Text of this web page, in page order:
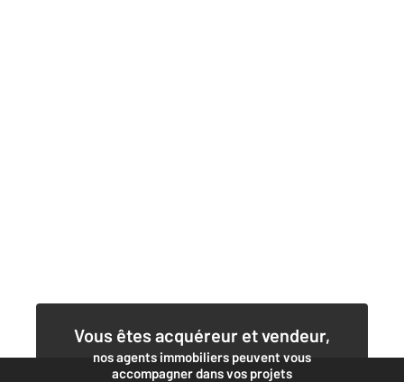
Vous êtes acquéreur et vendeur,
nos agents immobiliers peuvent vous
accompagner dans vos projets